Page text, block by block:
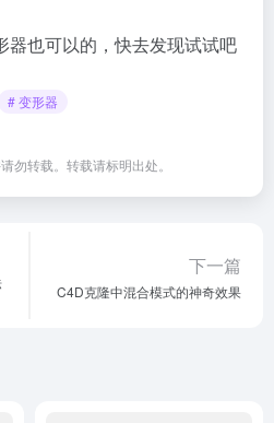
器也可以的，快去发现试试吧
# 变形器
勿转载。转载请标明出处。
下一篇
C4D克隆中混合模式的神奇效果